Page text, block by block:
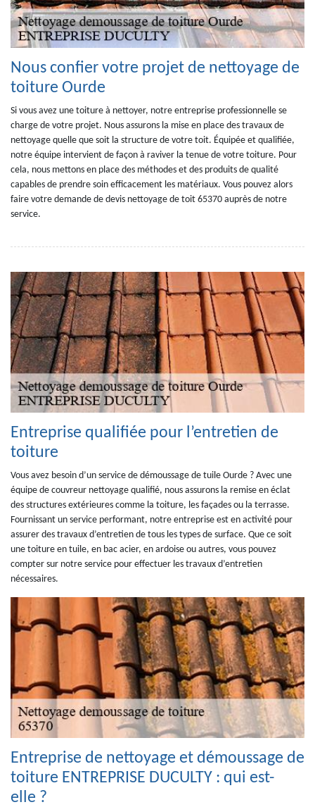
Nous confier votre projet de nettoyage de
toiture Ourde
Si vous avez une toiture à nettoyer, notre entreprise professionnelle se
charge de votre projet. Nous assurons la mise en place des travaux de
nettoyage quelle que soit la structure de votre toit. Équipée et qualifiée,
notre équipe intervient de façon à raviver la tenue de votre toiture. Pour
cela, nous mettons en place des méthodes et des produits de qualité
capables de prendre soin efficacement les matériaux. Vous pouvez alors
faire votre demande de devis nettoyage de toit 65370 auprès de notre
service.
Entreprise qualifiée pour l’entretien de
toiture
Vous avez besoin d’un service de démoussage de tuile Ourde ? Avec une
équipe de couvreur nettoyage qualifié, nous assurons la remise en éclat
des structures extérieures comme la toiture, les façades ou la terrasse.
Fournissant un service performant, notre entreprise est en activité pour
assurer des travaux d’entretien de tous les types de surface. Que ce soit
une toiture en tuile, en bac acier, en ardoise ou autres, vous pouvez
compter sur notre service pour effectuer les travaux d’entretien
nécessaires.
Entreprise de nettoyage et démoussage de
toiture ENTREPRISE DUCULTY : qui est-
elle ?